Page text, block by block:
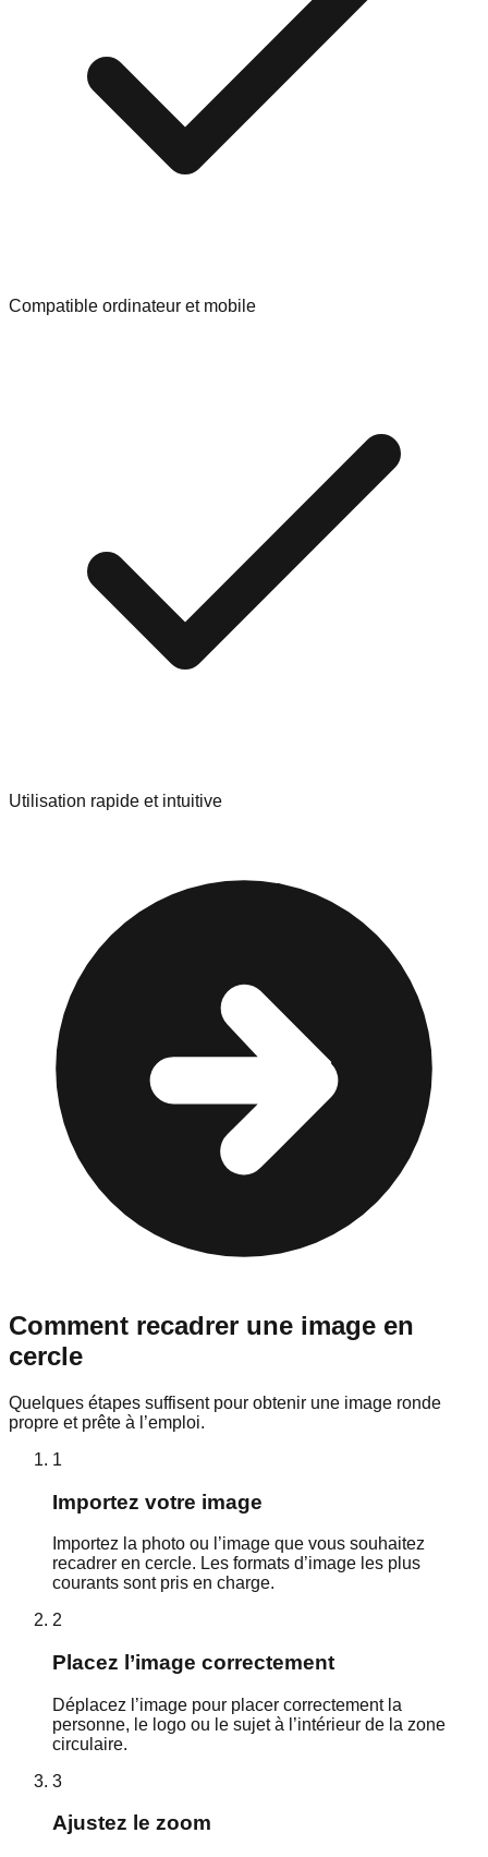
Compatible ordinateur et mobile
Utilisation rapide et intuitive
Comment recadrer une image en
cercle
Quelques étapes suffisent pour obtenir une image ronde
propre et prête à l’emploi.
1
Importez votre image
Importez la photo ou l’image que vous souhaitez
recadrer en cercle. Les formats d’image les plus
courants sont pris en charge.
2
Placez l’image correctement
Déplacez l’image pour placer correctement la
personne, le logo ou le sujet à l’intérieur de la zone
circulaire.
3
Ajustez le zoom